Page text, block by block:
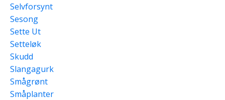
Selvforsynt
Sesong
Sette Ut
Setteløk
Skudd
Slangagurk
Smågrønt
Småplanter